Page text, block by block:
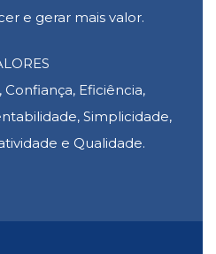
e gerar mais valor.
Confiança, Eficiência,
Simplicidade,
e Qualidade.